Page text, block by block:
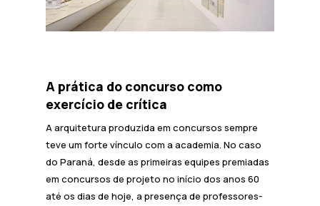
A prática do concurso como
exercício de crítica
A arquitetura produzida em concursos sempre
teve um forte vínculo com a academia. No caso
do Paraná, desde as primeiras equipes premiadas
em concursos de projeto no início dos anos 60
até os dias de hoje, a presença de professores-